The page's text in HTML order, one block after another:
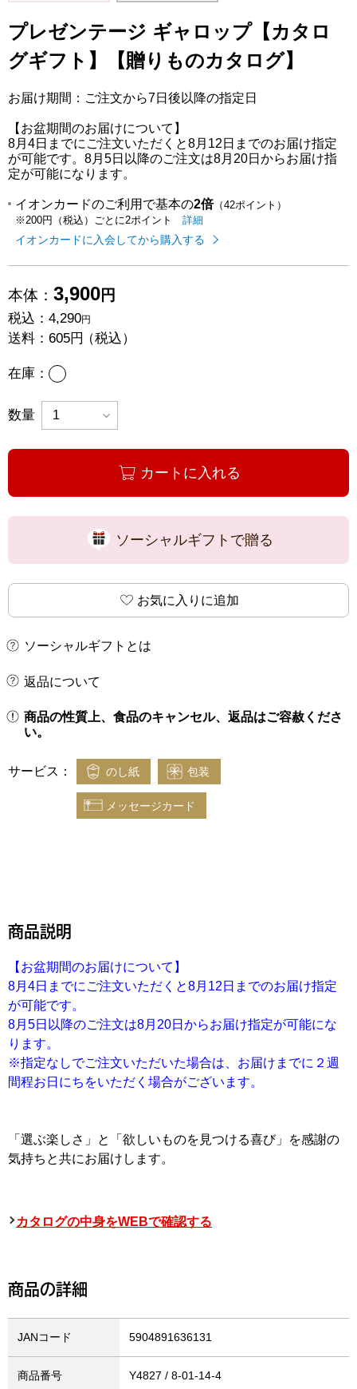
プレゼンテージ ギャロップ【カタロ
グギフト】【贈りものカタログ】
お届け期間：ご注文から7日後以降の指定日
【お盆期間のお届けについて】
8月4日までにご注文いただくと8月12日までのお届け指定
が可能です。8月5日以降のご注文は8月20日からお届け指
定が可能になります。
イオンカードのご利用で基本の2倍（42ポイント）
※200円（税込）ごとに2ポイント
イオンカードのご利用でたまるポイ
詳細
イオンカードに入会してから購入する
本体： 3,900円
税込： 4,290円
送料： 605円（税込）
在庫： あり
数量
カートに入れる
ソーシャルギフトで贈る
お気に入りに追加
ソーシャルギフトとは
返品について
商品の性質上、食品のキャンセル、返品はご容赦くださ
い。
サービス： のし紙 包装
メッセージカード
商品説明
【お盆期間のお届けについて】
8月4日までにご注文いただくと8月12日までのお届け指定
が可能です。
8月5日以降のご注文は8月20日からお届け指定が可能にな
ります。
※指定なしでご注文いただいた場合は、お届けまでに２週
間程お日にちをいただく場合がございます。
「選ぶ楽しさ」と「欲しいものを見つける喜び」を感謝の
気持ちと共にお届けします。
カタログの中身をWEBで確認する
商品の詳細
JANコード 5904891636131
商品番号 Y4827